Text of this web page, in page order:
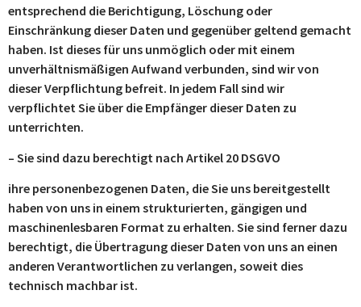
entsprechend die Berichtigung, Löschung oder
Einschränkung dieser Daten und gegenüber geltend gemacht
haben. Ist dieses für uns unmöglich oder mit einem
unverhältnismäßigen Aufwand verbunden, sind wir von
dieser Verpflichtung befreit. In jedem Fall sind wir
verpflichtet Sie über die Empfänger dieser Daten zu
unterrichten.
– Sie sind dazu berechtigt nach Artikel 20 DSGVO
ihre personenbezogenen Daten, die Sie uns bereitgestellt
haben von uns in einem strukturierten, gängigen und
maschinenlesbaren Format zu erhalten. Sie sind ferner dazu
berechtigt, die Übertragung dieser Daten von uns an einen
anderen Verantwortlichen zu verlangen, soweit dies
technisch machbar ist.